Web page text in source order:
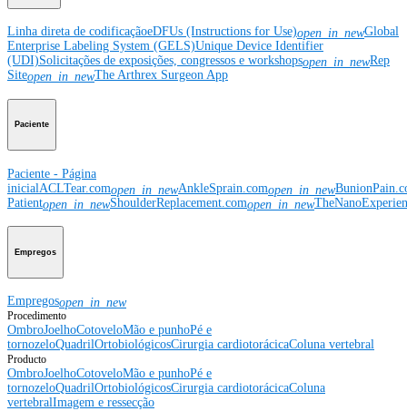
Linha direta de codificaçãoeDFUs (Instructions for Use)open_in_newGlobal
Enterprise Labeling System (GELS)Unique Device Identifier
(UDI)Solicitações de exposições, congressos e workshopsopen_in_newRep
Siteopen_in_newThe Arthrex Surgeon App
Paciente
Paciente - Página
inicialACLTear.comopen_in_newAnkleSprain.comopen_in_new
Patientopen_in_newShoulderReplacement.comopen_in_new
Empregos
Empregosopen_in_new
Procedimento
OmbroJoelhoCotoveloMão e punhoPé e
tornozeloQuadrilOrtobiológicosCirurgia cardiotorácicaColuna vertebral
Producto
OmbroJoelhoCotoveloMão e punhoPé e
tornozeloQuadrilOrtobiológicosCirurgia cardiotorácicaColuna
vertebralImagem e ressecção